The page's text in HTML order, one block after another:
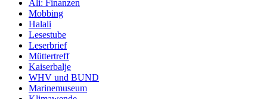
Ali: Finanzen
Mobbing
Halali
Lesestube
Leserbrief
Müttertreff
Kaiserbalje
WHV und BUND
Marinemuseum